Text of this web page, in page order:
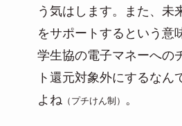
う気はします。また、未
をサポートするという意
学生協の電子マネーへの
ト還元対象外にするなん
よね （プチけん制） 。